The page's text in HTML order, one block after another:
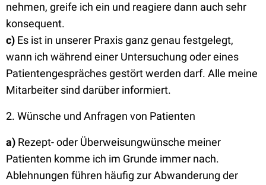
nehmen, greife ich ein und reagiere dann auch sehr
konsequent.
c) Es ist in unserer Praxis ganz genau festgelegt,
wann ich während einer Untersuchung oder eines
Patientengespräches gestört werden darf. Alle meine
Mitarbeiter sind darüber informiert.
2. Wünsche und Anfragen von Patienten
a) Rezept- oder Überweisungwünsche meiner
Patienten komme ich im Grunde immer nach.
Ablehnungen führen häufig zur Abwanderung der